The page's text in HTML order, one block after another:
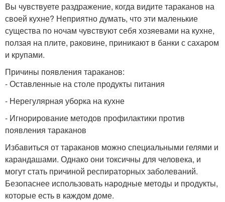
Вы чувствуете раздражение, когда видите тараканов на
своей кухне? Неприятно думать, что эти маленькие
существа по ночам чувствуют себя хозяевами на кухне,
ползая на плите, раковине, приникают в банки с сахаром
и крупами.
Причины появления тараканов:
- Оставленные на столе продукты питания
- Нерегулярная уборка на кухне
- Игнорирование методов профилактики против
появления тараканов
Избавиться от тараканов можно специальными гелями и
карандашами. Однако они токсичны для человека, и
могут стать причиной респираторных заболеваний.
Безопаснее использовать народные методы и продукты,
которые есть в каждом доме.